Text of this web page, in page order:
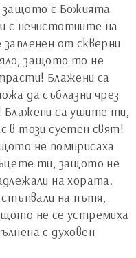
с Божията
с нечистотиите на
от скверни
защото то не
Блажени са
да съблазни чрез
Блажени са ушите ти,
в този суетен свят!
не помирисаха
ти, защото не
на хората.
на пътя,
не се устремиха
с духовен